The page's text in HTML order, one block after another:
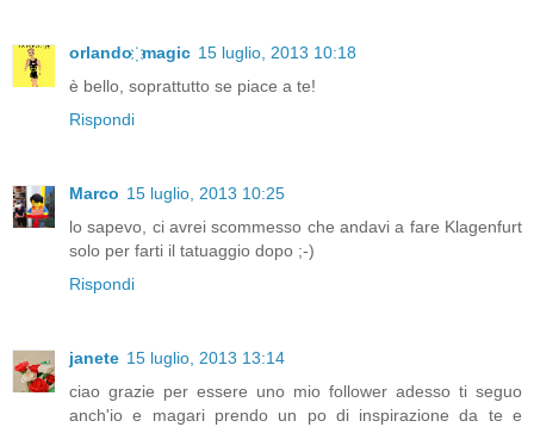
orlando ҉ magic 15 luglio, 2013 10:18
è bello, soprattutto se piace a te!
Rispondi
Marco 15 luglio, 2013 10:25
lo sapevo, ci avrei scommesso che andavi a fare Klagenfurt
solo per farti il tatuaggio dopo ;-)
Rispondi
janete 15 luglio, 2013 13:14
ciao grazie per essere uno mio follower adesso ti seguo
anch'io e magari prendo un po di inspirazione da te e